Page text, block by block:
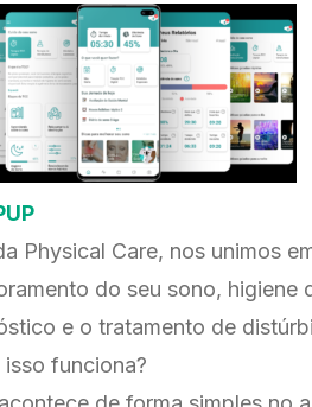
Physical Care, nos unimos
do seu sono,
e o tratamento de
isso funciona?